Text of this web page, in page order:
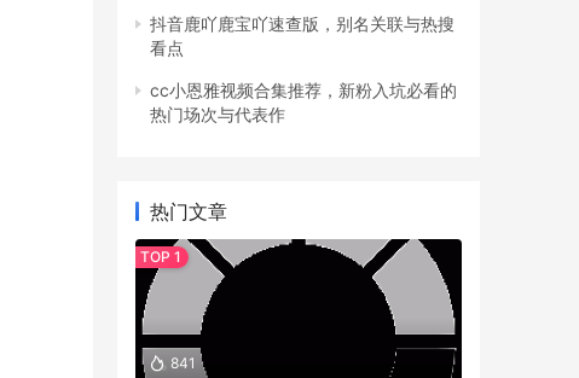
抖音鹿吖鹿宝吖速查版，别名关联与热搜
看点
cc小恩雅视频合集推荐，新粉入坑必看的
热门场次与代表作
热门文章
841